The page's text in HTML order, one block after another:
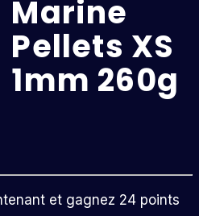
Marine
Pellets XS
1mm 260g
et gagnez 24 points